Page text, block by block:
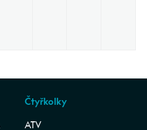
Čtyřkolky
ATV